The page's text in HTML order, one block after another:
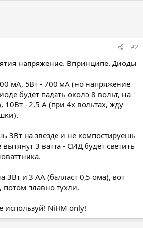
#2
напряжение. Впринципе. Диоды
мА, 5Вт - 700 мА (но напряжение
будет падать около 8 вольт, на
10Вт - 2,5 А (при 4х вольтах, жду
3Вт на звезде и не компостируешь
3 ватта - СИД будет светить
3Вт и 3 АА (балласт 0,5 ома), вот
потом плавно тухли.
используй! NiHM only!